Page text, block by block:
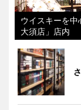
ウイスキーを
大須店」店内